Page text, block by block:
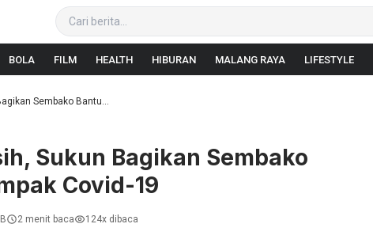
BOLA FILM HEALTH HIBURAN MALANG RAYA LIFESTYLE
Sembako Bantu...
Sukun Bagikan Sembako
Covid-19
2 menit baca 124x dibaca